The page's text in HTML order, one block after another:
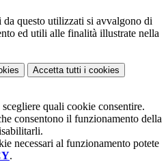
questo utilizzati si avvalgono di
ed utili alle finalità illustrate nella
Accetta tutti i cookies
quali cookie consentire.
consentono il funzionamento della
necessari al funzionamento potete
.